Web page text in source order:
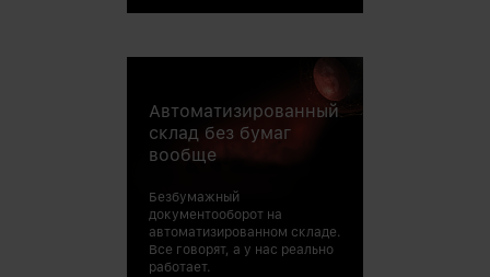
Автоматизированный
склад без бумаг
вообще
Безбумажный
документооборот на
автоматизированном складе.
Все говорят, а у нас реально
работает.